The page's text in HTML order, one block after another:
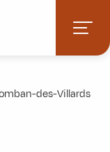
des-Villards